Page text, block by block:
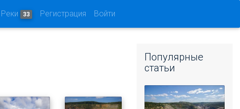
Реки 33 Регистрация Войти
Популярные
статьи